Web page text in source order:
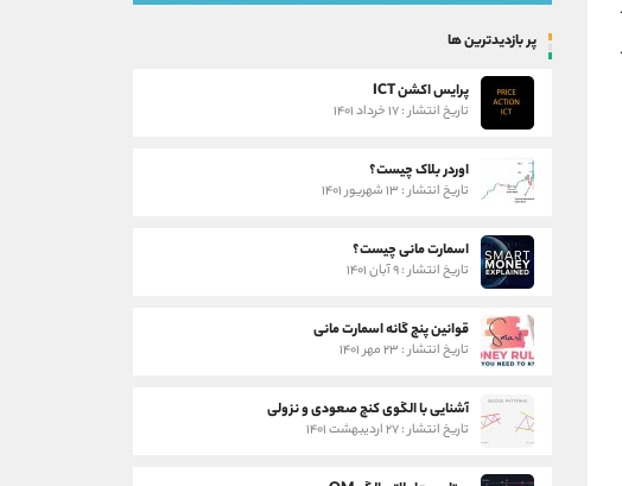
پر بازدیدترین ها
پرایس اکشن ICT
تاریخ انتشار : ۱۷ خرداد ۱۴۰۱
اوردر بلاک چیست؟
تاریخ انتشار : ۱۳ شهریور ۱۴۰۱
اسمارت مانی چیست؟
تاریخ انتشار : ۹ آبان ۱۴۰۱
قوانین پنج گانه اسمارت مانی
تاریخ انتشار : ۲۳ مهر ۱۴۰۱
آشنایی با الگوی کنج صعودی و نزولی
تاریخ انتشار : ۲۷ اردیبهشت ۱۴۰۱